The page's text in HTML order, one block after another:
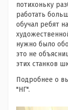
потихоньку
работать
обучал ребят
нужно было
это не
этих станков
Подробнее о
"НГ".